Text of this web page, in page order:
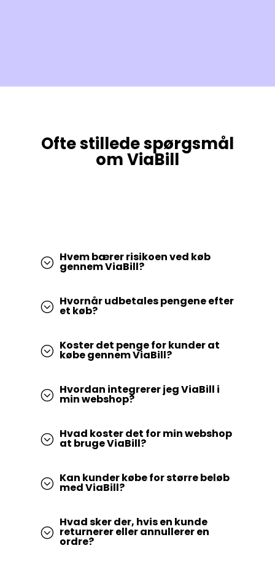
Ofte stillede spørgsmål
om ViaBill
; Hvem bærer risikoen ved køb
gennem ViaBill?
; Hvornår udbetales pengene efter
et køb?
; Koster det penge for kunder at
købe gennem ViaBill?
; Hvordan integrerer jeg ViaBill i
min webshop?
; Hvad koster det for min webshop
at bruge ViaBill?
; Kan kunder købe for større beløb
med ViaBill?
;
Hvad sker der, hvis en kunde
returnerer eller annullerer en
ordre?